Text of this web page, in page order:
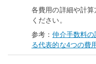
各費用の詳細や計
ください。
参考：仲介手数料
る代表的な4つの費